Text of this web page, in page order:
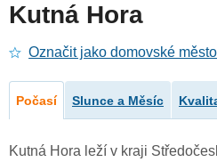
Kutná Hora
Označit jako domovské město
Počasí Slunce a Měsíc
Kutná Hora leží v kraji